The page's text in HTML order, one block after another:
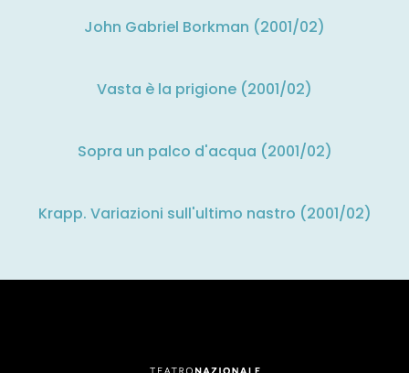
John Gabriel Borkman (2001/02)
Vasta è la prigione (2001/02)
Sopra un palco d'acqua (2001/02)
Krapp. Variazioni sull'ultimo nastro (2001/02)